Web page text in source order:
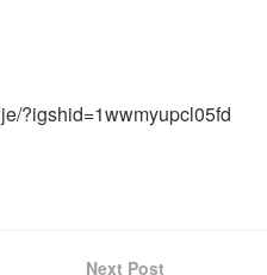
?igshid=1wwmyupcl05fd
Next Post